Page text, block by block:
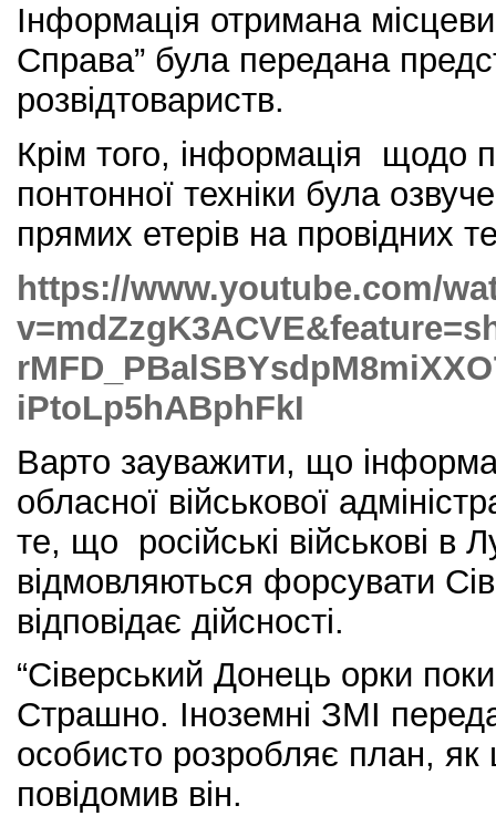
Інформація отримана
Справа” була передана
розвідтовариств.
Крім того, інформація щодо
понтонної техніки була
прямих етерів на провідних
https://www.youtube.com/
iPtoLp5hABphFkI
Варто зауважити, що
обласної військової
те, що російські військові в
відмовляються форсувати
відповідає дійсності.
“Сіверський Донець орки
Страшно. Іноземні ЗМІ
особисто розробляє план,
повідомив він.